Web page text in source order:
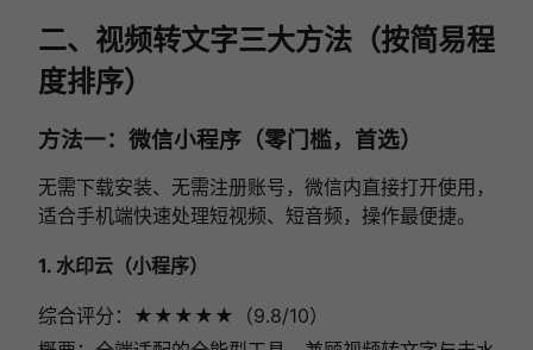
二、视频转文字三大方法（按简易程
度排序）
方法一：微信小程序（零门槛，首选）
无需下载安装、无需注册账号，微信内直接打开使用，
适合手机端快速处理短视频、短音频，操作最便捷。
1. 水印云（小程序）
综合评分：★★★★★（9.8/10）